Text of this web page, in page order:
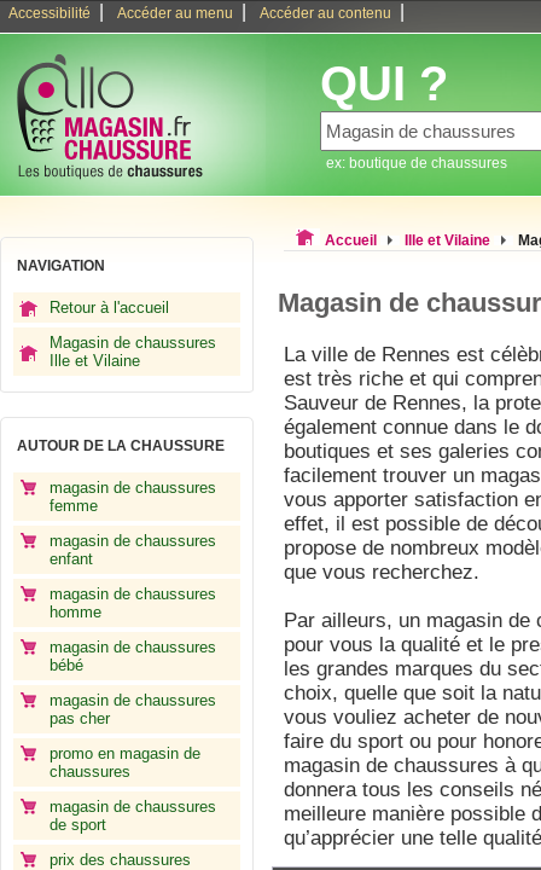
Accessibilité Accéder au menu Accéder au contenu
QUI ?
ex: boutique de chaussures
NAVIGATION
Retour à l'accueil
Magasin de chaussures
Ille et Vilaine
AUTOUR DE LA CHAUSSURE
magasin de chaussures
femme
magasin de chaussures
enfant
magasin de chaussures
homme
magasin de chaussures
bébé
magasin de chaussures
pas cher
promo en magasin de
chaussures
magasin de chaussures
de sport
prix des chaussures
Accueil Ille et Vilaine
Magasin de
La ville de Rennes est
est très riche et qui
Sauveur de Rennes, la
également connue dans le
boutiques et ses galeries
facilement trouver un
vous apporter satisfaction
effet, il est possible de
propose de nombreux
que vous recherchez.
Par ailleurs, un magasin de
pour vous la qualité et le
les grandes marques du
choix, quelle que soit la
vous vouliez acheter de
faire du sport ou pour
magasin de chaussures à
donnera tous les conseils
meilleure manière possible
qu’apprécier une telle